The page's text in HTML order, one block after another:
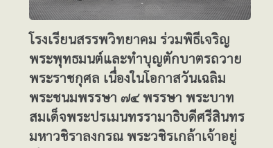
โรงเรียนสรรพวิทยาคม ร่วมพิธีเจริญ
พระพุทธมนต์และทำบุญตักบาตรถวาย
พระราชกุศล เนื่องในโอกาสวันเฉลิม
พระชนมพรรษา ๗๔ พรรษา พระบาท
สมเด็จพระปรเมนทรรามาธิบดีศรีสินทร
มหาวชิราลงกรณ พระวชิรเกล้าเจ้าอยู่